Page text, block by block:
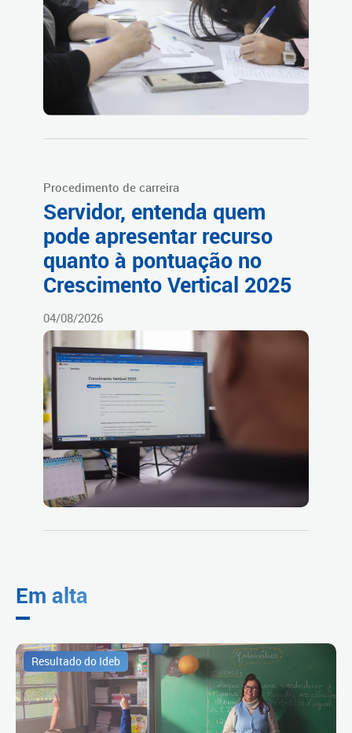
Procedimento de carreira
Servidor, entenda quem
pode apresentar recurso
quanto à pontuação no
Crescimento Vertical 2025
04/08/2026
Em alta
Resultado do Ideb